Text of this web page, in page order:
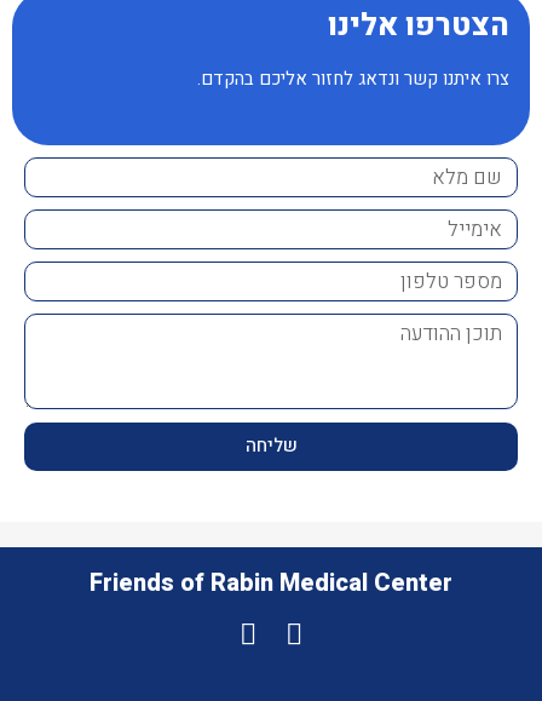
הצטרפו אלינו
צרו איתנו קשר ונדאג לחזור אליכם בהקדם.
שליחה
Friends of Rabin Medical Center